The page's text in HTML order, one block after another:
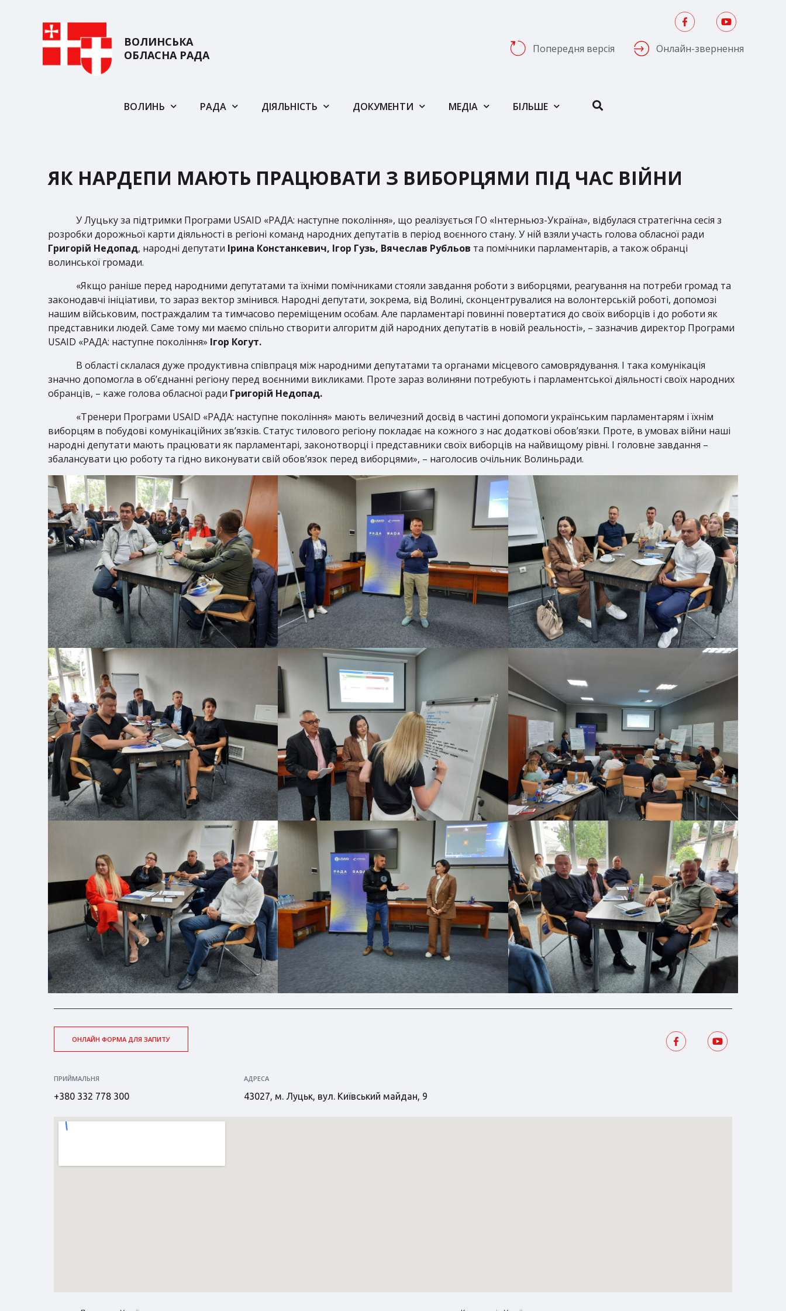
ВОЛИНСЬКА
ОБЛАСНА РАДА
Попередня версія Онлайн-звернення
ВОЛИНЬ РАДА ДІЯЛЬНІСТЬ ДОКУМЕНТИ МЕДІА БІЛЬШЕ
ЯК НАРДЕПИ МАЮТЬ ПРАЦЮВАТИ З ВИБОРЦЯМИ ПІД ЧАС ВІЙНИ
У Луцьку за підтримки Програми USAID «РАДА: наступне покоління», що реалізується ГО «Інтерньюз-Україна», відбулася стратегічна сесія з
розробки дорожньої карти діяльності в регіоні команд народних депутатів в період воєнного стану. У ній взяли участь голова обласної ради
Григорій Недопад, народні депутати Ірина Констанкевич, Ігор Гузь, Вячеслав Рубльов та помічники парламентарів, а також обранці
волинської громади.
«Якщо раніше перед народними депутатами та їхніми помічниками стояли завдання роботи з виборцями, реагування на потреби громад та
законодавчі ініціативи, то зараз вектор змінився. Народні депутати, зокрема, від Волині, сконцентрувалися на волонтерській роботі, допомозі
нашим військовим, постраждалим та тимчасово переміщеним особам. Але парламентарі повинні повертатися до своїх виборців і до роботи як
представники людей. Саме тому ми маємо спільно створити алгоритм дій народних депутатів в новій реальності», – зазначив директор Програми
USAID «РАДА: наступне покоління» Ігор Когут.
В області склалася дуже продуктивна співпраця між народними депутатами та органами місцевого самоврядування. І така комунікація
значно допомогла в об’єднанні регіону перед воєнними викликами. Проте зараз волиняни потребують і парламентської діяльності своїх народних
обранців, – каже голова обласної ради Григорій Недопад.
«Тренери Програми USAID «РАДА: наступне покоління» мають величезний досвід в частині допомоги українським парламентарям і їхнім
виборцям в побудові комунікаційних зв’язків. Статус тилового регіону покладає на кожного з нас додаткові обов’язки. Проте, в умовах війни наші
народні депутати мають працювати як парламентарі, законотворці і представники своїх виборців на найвищому рівні. І головне завдання –
збалансувати цю роботу та гідно виконувати свій обов’язок перед виборцями», – наголосив очільник Волиньради.
ОНЛАЙН ФОРМА ДЛЯ ЗАПИТУ
ПРИЙМАЛЬНЯ
+380 332 778 300
АДРЕСА
43027, м. Луцьк, вул. Київський майдан, 9